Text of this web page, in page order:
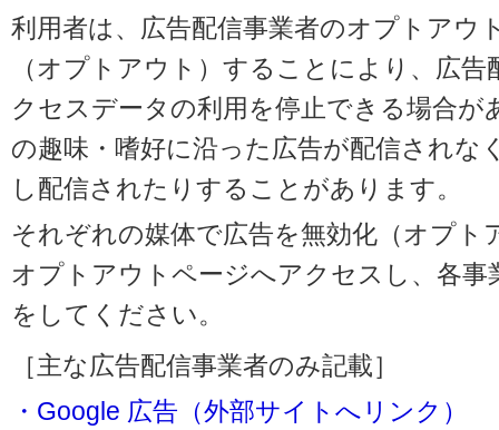
利用者は、広告配信事業者のオプトアウ
（オプトアウト）することにより、広
クセスデータの利用を停止できる場合が
の趣味・嗜好に沿った広告が配信されな
し配信されたりすることがあります。
それぞれの媒体で広告を無効化（オプト
オプトアウトページへアクセスし、各
をしてください。
［主な広告配信事業者のみ記載］
・Google 広告（外部サイトへリンク）